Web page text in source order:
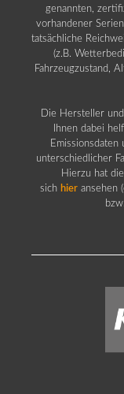
genannten,
vorhandener
tatsächliche
(z.B.
Fahrzeugzustand,
Die Hersteller
Ihnen dabei
unterschiedlicher
Hierzu hat
sich hier ansehen